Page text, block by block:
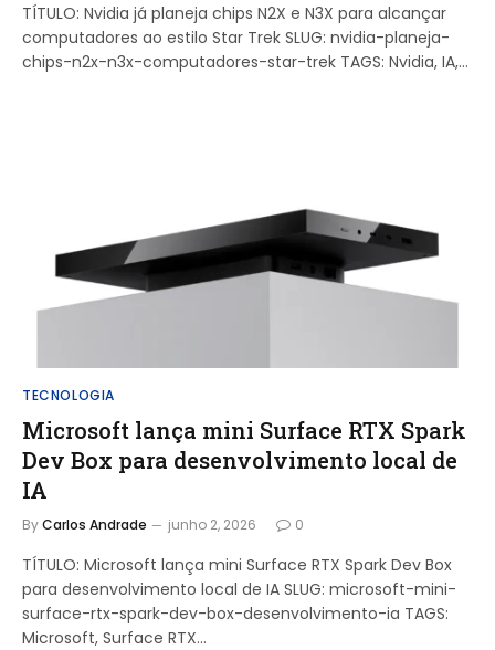
TÍTULO: Nvidia já planeja chips N2X e N3X para alcançar
computadores ao estilo Star Trek SLUG: nvidia-planeja-
chips-n2x-n3x-computadores-star-trek TAGS: Nvidia, IA,…
TECNOLOGIA
Microsoft lança mini Surface RTX Spark
Dev Box para desenvolvimento local de
IA
ByCarlos Andrade junho 2, 2026 0
TÍTULO: Microsoft lança mini Surface RTX Spark Dev Box
para desenvolvimento local de IA SLUG: microsoft-mini-
surface-rtx-spark-dev-box-desenvolvimento-ia TAGS:
Microsoft, Surface RTX…